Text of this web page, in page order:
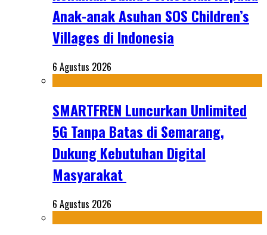
Anak-anak Asuhan SOS Children’s
Villages di Indonesia
6 Agustus 2026
SMARTFREN Luncurkan Unlimited
5G Tanpa Batas di Semarang,
Dukung Kebutuhan Digital
Masyarakat
6 Agustus 2026